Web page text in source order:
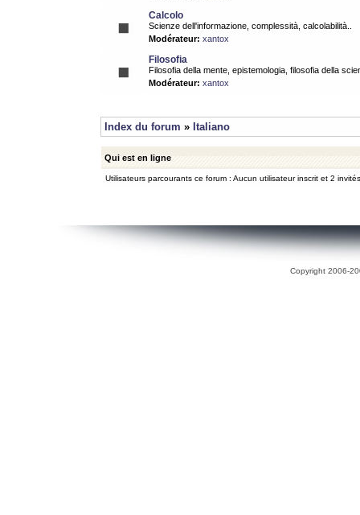
Calcolo
Scienze dell'informazione, complessità, calcolabilità..
Modérateur: xantox
Filosofia
Filosofia della mente, epistemologia, filosofia della
Modérateur: xantox
Index du forum » Italiano
Qui est en ligne
Utilisateurs parcourants ce forum : Aucun utilisateur inscrit et 2 invités
Copyright 2006-